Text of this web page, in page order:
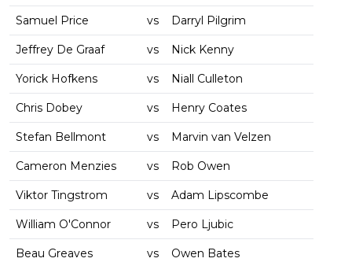
Samuel Price vs Darryl Pilgrim
Jeffrey De Graaf vs Nick Kenny
Yorick Hofkens vs Niall Culleton
Chris Dobey vs Henry Coates
Stefan Bellmont vs Marvin van Velzen
Cameron Menzies vs Rob Owen
Viktor Tingstrom vs Adam Lipscombe
William O'Connor vs Pero Ljubic
Beau Greaves vs Owen Bates